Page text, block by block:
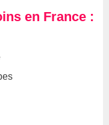
en France :